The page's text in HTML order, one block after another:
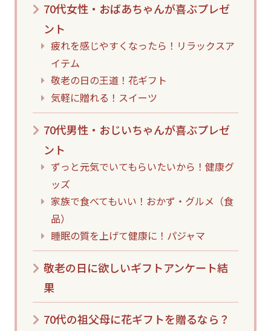
70代女性・おばあちゃんが喜ぶプレゼ
ント
疲れを感じやすくなったら！リラックスア
イテム
敬老の日の王道！花ギフト
気軽に贈れる！スイーツ
70代男性・おじいちゃんが喜ぶプレゼ
ント
ずっと元気でいてもらいたいから！健康グ
ッズ
家族で食べてもいい！おかず・グルメ（食
品）
睡眠の質を上げて健康に！パジャマ
敬老の日に欲しいギフトアンケート結
果
70代の祖父母に花ギフトを贈るなら？